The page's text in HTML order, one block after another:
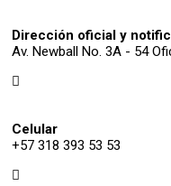
Dirección oficial y
Av. Newball No. 3A - 54
Celular
+57 318 393 53 53